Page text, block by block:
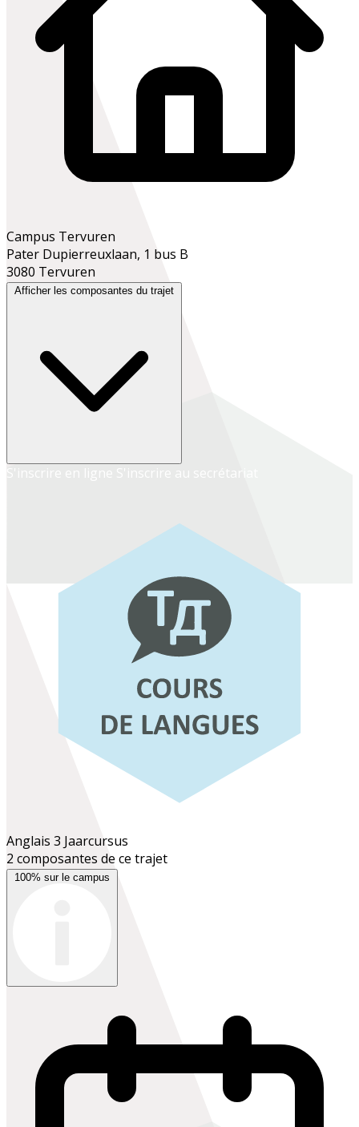
Campus Tervuren
Pater Dupierreuxlaan, 1 bus B
3080 Tervuren
Afficher les composantes du trajet
Anglais 3 Jaarcursus
2 composantes de ce trajet
100% sur le campus